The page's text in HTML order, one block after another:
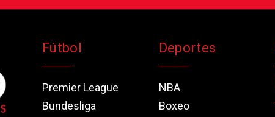
Fútbol
Premier League
Bundesliga
Deportes
NBA
Boxeo